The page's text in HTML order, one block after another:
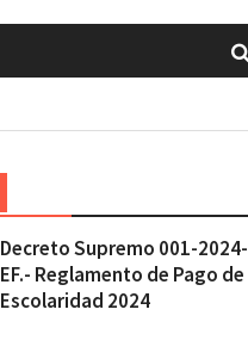
Decreto Supremo 001-2024-
EF.- Reglamento de Pago de
Escolaridad 2024